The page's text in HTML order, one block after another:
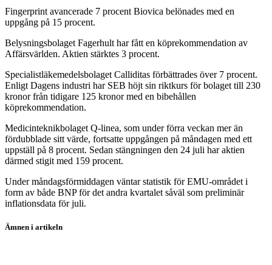
Fingerprint avancerade 7 procent Biovica belönades med en
uppgång på 15 procent.
Belysningsbolaget Fagerhult har fått en köprekommendation av
Affärsvärlden. Aktien stärktes 3 procent.
Specialistläkemedelsbolaget Calliditas förbättrades över 7 procent.
Enligt Dagens industri har SEB höjt sin riktkurs för bolaget till 230
kronor från tidigare 125 kronor med en bibehållen
köprekommendation.
Medicinteknikbolaget Q-linea, som under förra veckan mer än
fördubblade sitt värde, fortsatte uppgången på måndagen med ett
uppställ på 8 procent. Sedan stängningen den 24 juli har aktien
därmed stigit med 159 procent.
Under måndagsförmiddagen väntar statistik för EMU-området i
form av både BNP för det andra kvartalet såväl som preliminär
inflationsdata för juli.
Ämnen i artikeln